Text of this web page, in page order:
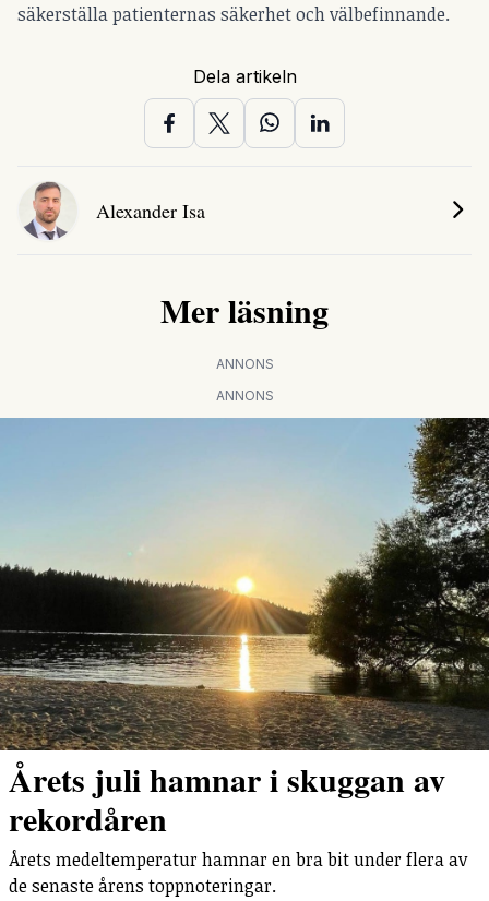
säkerställa patienternas säkerhet och välbefinnande.
Dela artikeln
Alexander Isa
Mer läsning
ANNONS
ANNONS
Årets juli hamnar i skuggan av
rekordåren
Årets medeltemperatur hamnar en bra bit under flera av
de senaste årens toppnoteringar.